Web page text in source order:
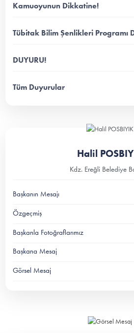
Kamuoyunun Dikkatine!
Tübitak Bilim Şenlikleri Programı
DUYURU!
Tüm Duyurular
Halil
Kdz. Ereğli Belediye
Başkanın Mesajı
Özgeçmiş
Başkanla Fotoğraflarımız
Başkana Mesaj
Görsel Mesaj